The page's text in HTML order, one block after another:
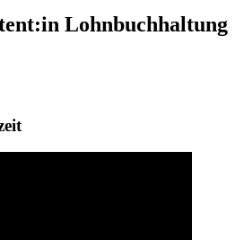
Lohnbuchhaltung